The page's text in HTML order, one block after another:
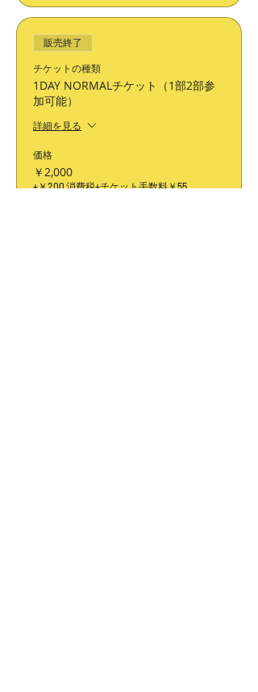
販売終了
チケットの種類
1DAY NORMALチケット（1部2部参
加可能）
詳細を見る
価格
￥2,000
+￥200 消費税+チケット手数料￥55